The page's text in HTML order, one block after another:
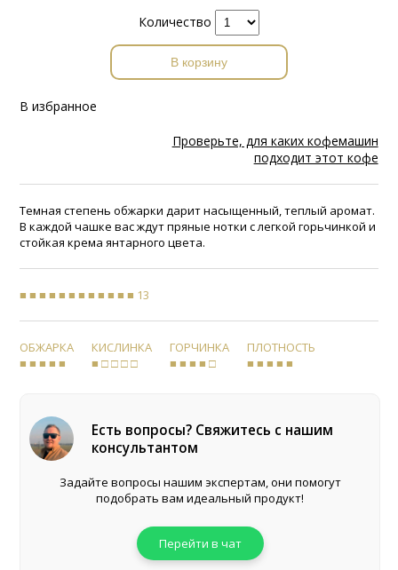
Количество
В корзину
В избранное
Проверьте, для каких кофемашин
подходит этот кофе
Темная степень обжарки дарит насыщенный, теплый аромат.
В каждой чашке вас ждут пряные нотки с легкой горьчинкой и
стойкая крема янтарного цвета.
■ ■ ■ ■ ■ ■ ■ ■ ■ ■ ■ ■ 13
ОБЖАРКА
■ ■ ■ ■ ■
КИСЛИНКА
■ □ □ □ □
ГОРЧИНКА
■ ■ ■ ■ □
ПЛОТНОСТЬ
■ ■ ■ ■ ■
Есть вопросы? Свяжитесь с нашим
консультантом
Задайте вопросы нашим экспертам, они помогут
подобрать вам идеальный продукт!
Перейти в чат